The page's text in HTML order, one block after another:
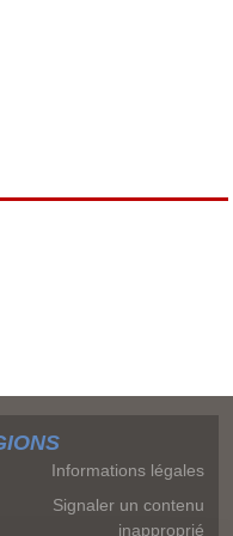
Informations légales
Signaler un contenu
inapproprié